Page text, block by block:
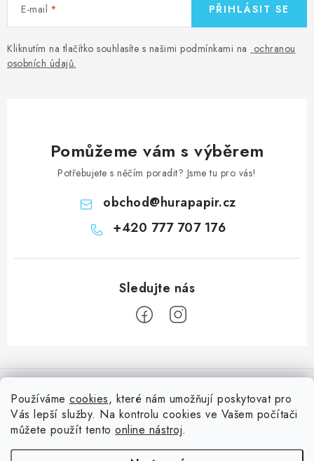
Používáme cookies, které nám umožňují poskytovat pro
Vás lepší služby. Na kontrolu cookies ve Vašem počítači
můžete použít tento online nástroj.
E-mail
Kliknutím na tlačítko souhlasíte s našimi podmínkami na ochranou
osobních údajů.
PŘIHLÁSIT SE
Pomůžeme vám s výběrem
Potřebujete s něčím poradit? Jsme tu pro vás!
obchod@hurapapir.cz
+420 777 707 176
á
Doprava
Nepřehlédněte
Blog s nápady a návody